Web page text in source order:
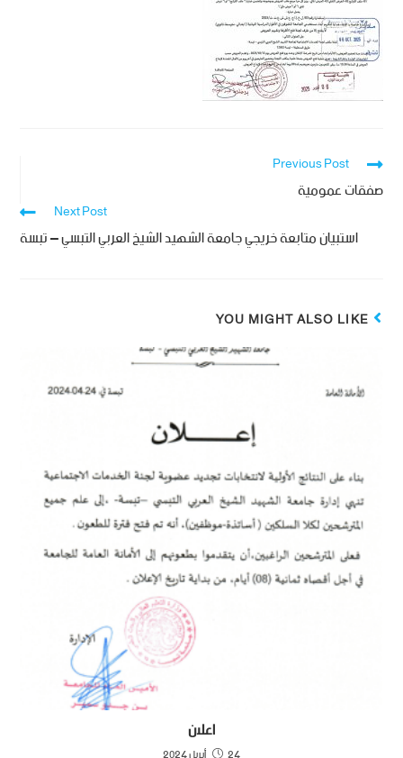
Previous Post
صفقات عمومية
Next Post
استبيان متابعة خريجي جامعة الشهيد الشيخ العربي التبسي – تبسة
YOU MIGHT ALSO LIKE
اعلان